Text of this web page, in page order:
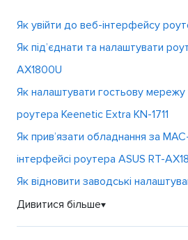
Як увійти до веб-інтерфейсу
Як під’єднати та налаштувати
AX1800U
Як налаштувати гостьову мережу
роутера Keenetic Extra KN-1711
Як прив’язати обладнання за
інтерфейсі роутера ASUS RT-
Як відновити заводські
Дивитися більше▼